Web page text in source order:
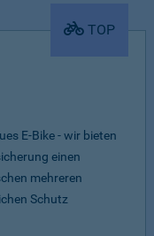
TOP
E-Bike - wir bieten
einen
mehreren
Schutz